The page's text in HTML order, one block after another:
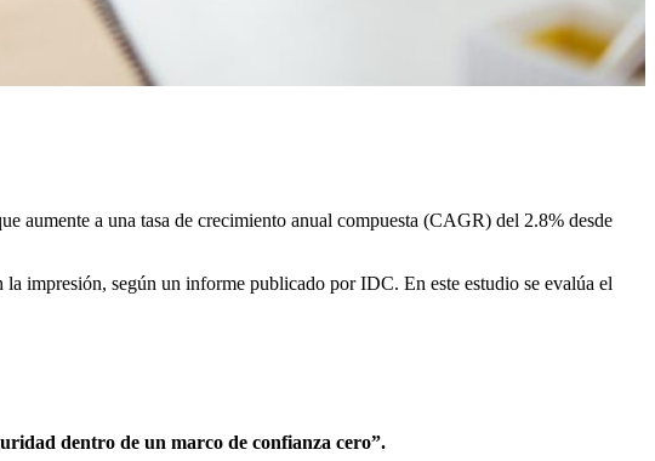
aumente a una tasa de crecimiento anual compuesta (CAGR) del 2.8% desde
impresión, según un informe publicado por IDC. En este estudio se evalúa el
dentro de un marco de confianza cero”.